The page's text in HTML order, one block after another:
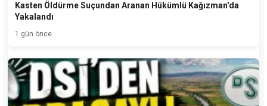
Kasten Öldürme Suçundan Aranan Hükümlü Kağızman'da
Yakalandı
1 gün önce